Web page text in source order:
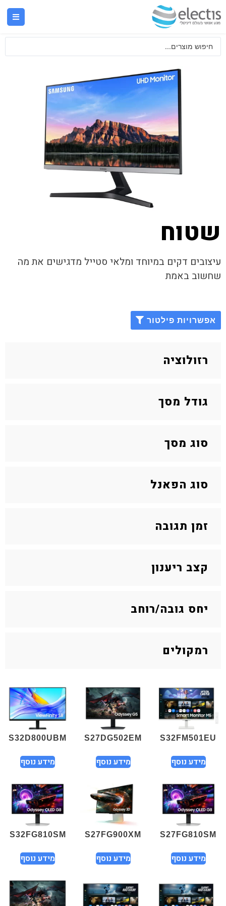
שטוח
עיצובים דקים במיוחד ומלאי סטייל מדגישים את מה
שחשוב באמת
אפשרויות פילטור
רזולוציה
גודל מסך
סוג מסך
סוג הפאנל
זמן תגובה
קצב ריענון
יחס גובה/רוחב
רמקולים
S32FM501EU
מידע נוסף
S27DG502EM
מידע נוסף
S32D800UBM
מידע נוסף
S27FG810SM
מידע נוסף
S27FG900XM
מידע נוסף
S32FG810SM
מידע נוסף